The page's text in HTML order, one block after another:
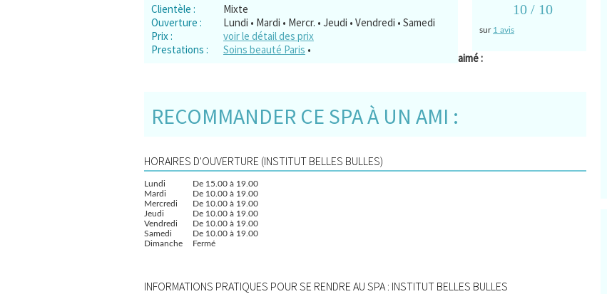
Clientèle :
Mixte
Ouverture :
Lundi • Mardi • Mercr. • Jeudi • Vendredi • Samedi
Prix :
voir le détail des prix
Prestations :
Soins beauté Paris •
10 / 10
sur 1 avis
aimé :
RECOMMANDER CE SPA À UN AMI :
HORAIRES D'OUVERTURE (INSTITUT BELLES BULLES)
Lundi
De 15.00 à 19.00
Mardi
De 10.00 à 19.00
Mercredi
De 10.00 à 19.00
Jeudi
De 10.00 à 19.00
Vendredi
De 10.00 à 19.00
Samedi
De 10.00 à 19.00
Dimanche
Fermé
INFORMATIONS PRATIQUES POUR SE RENDRE AU SPA : INSTITUT BELLES BULLES